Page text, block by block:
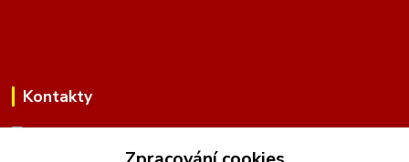
Kontakty
(Po-Pá, 10 - 16 hod.)